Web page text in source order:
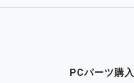
PCパーツ購入